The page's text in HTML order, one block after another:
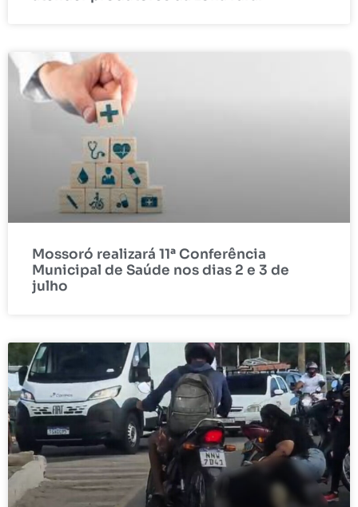
Mossoró realizará 11ª Conferência
Municipal de Saúde nos dias 2 e 3 de
julho